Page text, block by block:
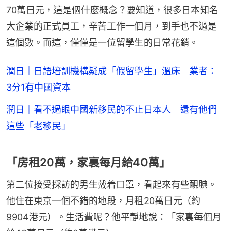
70萬日元，這是個什麼概念？要知道，很多日本知名
大企業的正式員工，辛苦工作一個月，到手也不過是
這個數。而這，僅僅是一位留學生的日常花銷。
潤日｜日語培訓機構疑成「假留學生」溫床 業者：
3分1有中國資本
潤日｜看不過眼中國新移民的不止日本人 還有他們
這些「老移民」
「房租20萬，家裏每月給40萬」
第二位接受採訪的男生戴着口罩，看起來有些靦腆。
他住在東京一個不錯的地段，月租20萬日元（約
9904港元）。生活費呢？他平靜地說：「家裏每個月